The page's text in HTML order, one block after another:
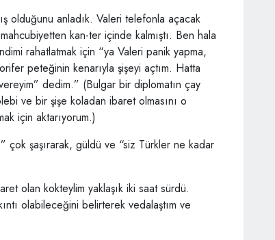
olduğunu anladık. Valeri telefonla açacak
kan-ter içinde kalmıştı. Ben hala
rahatlatmak için “ya Valeri panik yapma,
peteğinin kenarıyla şişeyi açtım. Hatta
dedim.” (Bulgar bir diplomatın çay
ve bir şişe koladan ibaret olmasını o
için aktarıyorum.)
çok şaşırarak, güldü ve “siz Türkler ne kadar
olan kokteylim yaklaşık iki saat sürdü.
olabileceğini belirterek vedalaştım ve